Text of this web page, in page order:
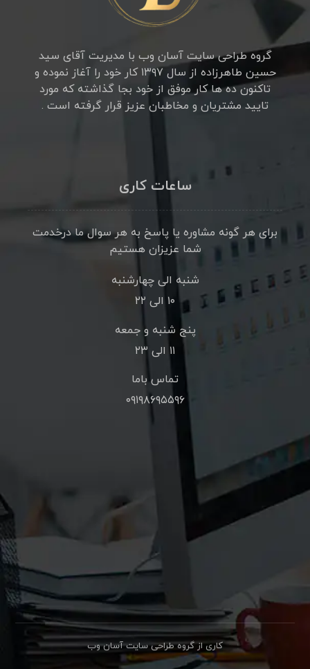
گروه طراحی سایت آسان وب با مدیریت آقای سید
حسین طاهرزاده از سال ۱۳۹۷ کار خود را آغاز نموده و
تاکنون ده ها کار موفق از خود بجا گذاشته که مورد
تایید مشتریان و مخاطبان عزیز قرار گرفته است .
ساعات کاری
برای هر گونه مشاوره یا پاسخ به هر سوال ما درخدمت
شما عزیزان هستیم
شنبه الی چهارشنبه
۱۰ الی ۲۲
پنج شنبه و جمعه
۱۱ الی ۲۳
تماس باما
۰۹۱۹۸۶۹۵۵۹۶
کاری از گروه طراحی سایت آسان وب